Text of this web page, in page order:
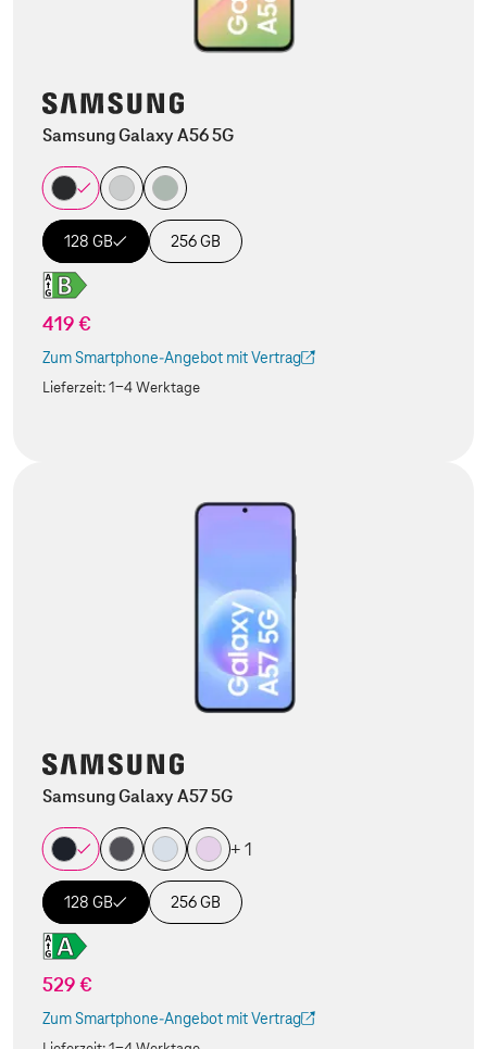
Samsung Galaxy A56 5G
128 GB 256 GB
419 €
Zum Smartphone-Angebot mit Vertrag
(Der Link wird in einem neuen Tab geöffnet)
Lieferzeit:1-4 Werktage
Samsung Galaxy A57 5G
+ 1
128 GB 256 GB
529 €
Zum Smartphone-Angebot mit Vertrag
(Der Link wird in einem neuen Tab geöffnet)